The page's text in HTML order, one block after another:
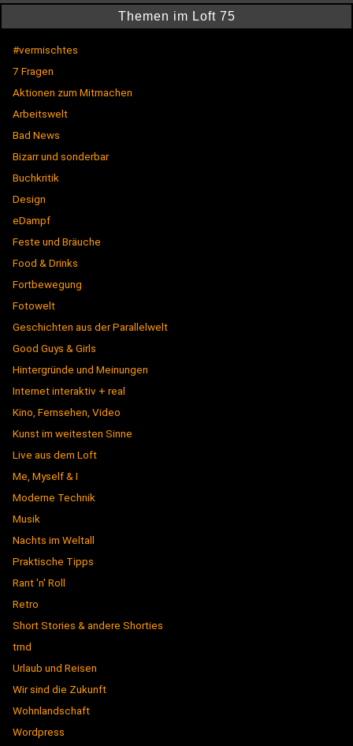
Themen im Loft 75
#vermischtes
7 Fragen
Aktionen zum Mitmachen
Arbeitswelt
Bad News
Bizarr und sonderbar
Buchkritik
Design
eDampf
Feste und Bräuche
Food & Drinks
Fortbewegung
Fotowelt
Geschichten aus der Parallelwelt
Good Guys & Girls
Hintergründe und Meinungen
Internet interaktiv + real
Kino, Fernsehen, Video
Kunst im weitesten Sinne
Live aus dem Loft
Me, Myself & I
Moderne Technik
Musik
Nachts im Weltall
Praktische Tipps
Rant 'n' Roll
Retro
Short Stories & andere Shorties
trnd
Urlaub und Reisen
Wir sind die Zukunft
Wohnlandschaft
Wordpress